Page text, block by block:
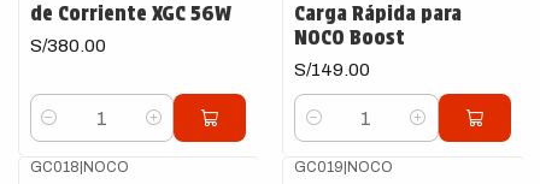
de Corriente XGC 56W
S/380.00
Cantidad
Carga Rápida para
NOCO Boost
S/149.00
Cantidad
GC018|NOCO GC019|NOCO